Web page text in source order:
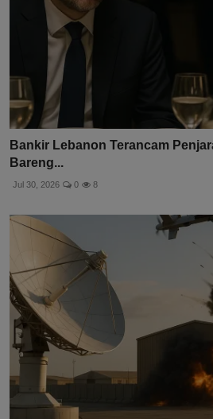
Bankir Lebanon Terancam
Bareng...
Jul 30, 2026 0 8